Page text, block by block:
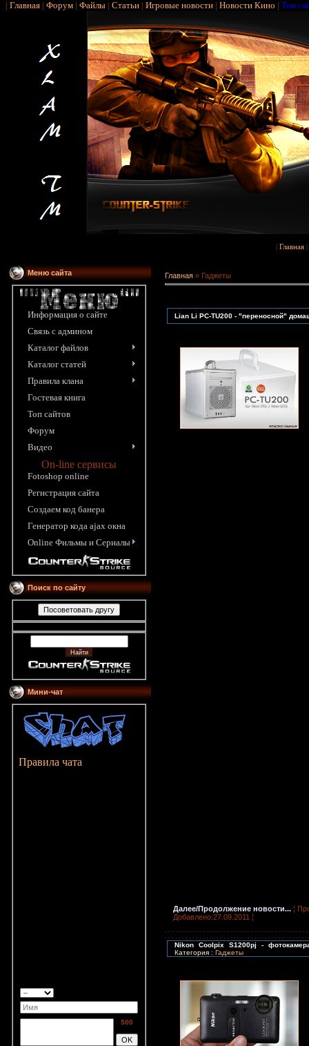
| Главная| Форум| Файлы| Статьи| Игровые новости| Новости Кино | Топ
Главная
Меню сайта
Информация o сайте
Связь с админом
Каталог файлов
Каталог статей
Правила клана
Гостевая книга
Топ сайтов
Форум
Видео
On-line сервисы
Fotoshop online
Pегистрация сайта
Создаем код банера
Генератор кода ajax окна
Online Фильмы и Сериалы
Поиск по сайту
Мини-чат
Правила чата
500
Главная » Гаджеты
Lian Li PC-TU200 - "переносной"
Далее/Продолжение новости... ¦
Добавлено:27.09.2011 ¦
Nikon Coolpix S1200pj -
Категория : Гаджеты